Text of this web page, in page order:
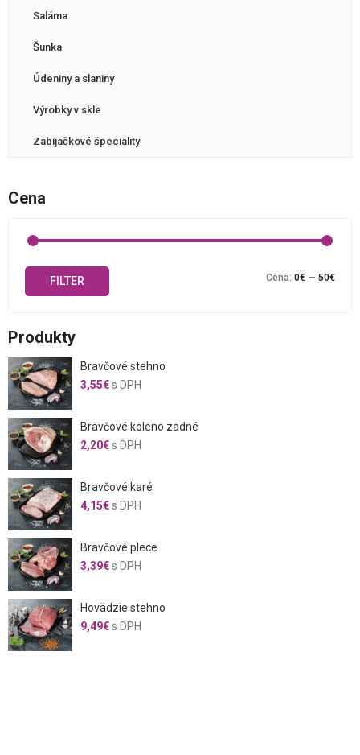
Saláma
Šunka
Údeniny a slaniny
Výrobky v skle
Zabijačkové špeciality
Cena
FILTER Cena: 0€ — 50€
Produkty
Bravčové stehno
3,55€s DPH
Bravčové koleno zadné
2,20€s DPH
Bravčové karé
4,15€s DPH
Bravčové plece
3,39€s DPH
Hovädzie stehno
9,49€s DPH